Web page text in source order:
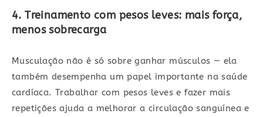
4. Treinamento com pesos leves: mais força,
menos sobrecarga
Musculação não é só sobre ganhar músculos — ela
também desempenha um papel importante na saúde
cardíaca. Trabalhar com pesos leves e fazer mais
repetições ajuda a melhorar a circulação sanguínea e